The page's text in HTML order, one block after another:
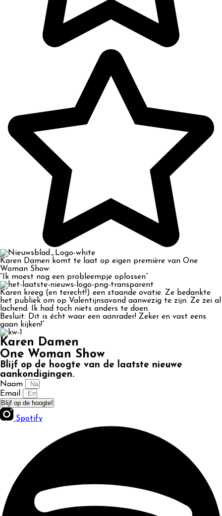
Karen Damen komt te laat op eigen première van One
Woman Show:
“Ik moest nog een probleempje oplossen”
Karen kreeg (en terecht!) een staande ovatie. Ze bedankte
het publiek om op Valentijnsavond aanwezig te zijn. Ze zei al
lachend: Ik had toch niets anders te doen.
Besluit: Dit is écht waar een aanrader! Zeker en vast eens
gaan kijken!”
Karen Damen
One Woman Show
Blijf op de hoogte van de laatste nieuwe
aankondigingen.
Naam
Email
Blijf op de hoogte!
Spotify